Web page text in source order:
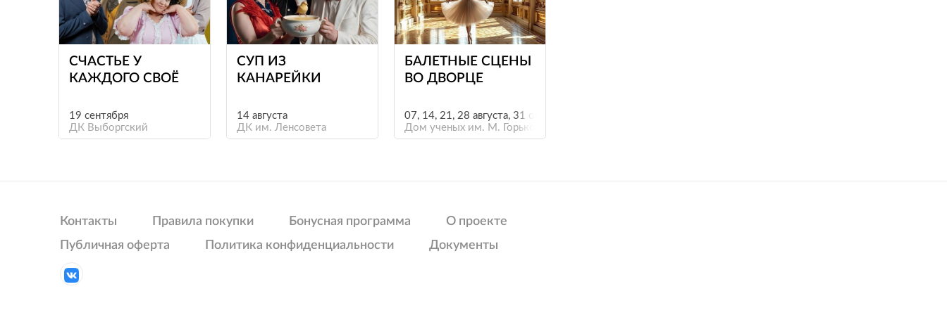
е
СЧАСТЬЕ У
КАЖДОГО СВОЁ
19 сентября
ДК Выборгский
е
СУП ИЗ
КАНАРЕЙКИ
14 августа
ДК им. Ленсовета
е
БАЛЕТНЫЕ СЦЕНЫ
ВО ДВОРЦЕ
07, 14, 21, 28 августа, 31 октября
Дом ученых им. М. Горького
Контакты Правила покупки Бонусная программа
О проекте
Публичная оферта
Политика конфиденциальности Документы